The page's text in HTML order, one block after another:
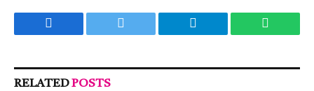
Facebook Twitter Telegram
RELATEDPOSTS